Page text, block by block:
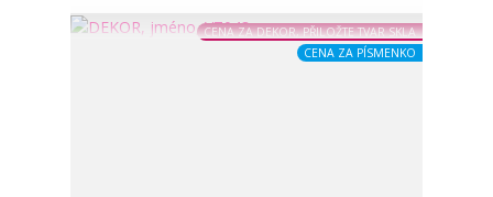
CENA ZA DEKOR, PŘILOŽTE TVAR SKLA
CENA ZA PÍSMENKO